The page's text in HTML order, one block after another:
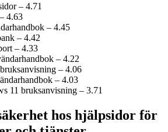
– 4.71
4.63
– 4.45
– 4.42
– 4.33
– 4.22
– 4.06
– 4.03
11 bruksanvisning – 3.71
hos hjälpsidor för